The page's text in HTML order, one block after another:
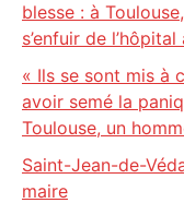
blesse : à
s’enfuir de
« Ils se sont mis à
avoir semé la
Toulouse, un
Saint-Jean-de-
maire